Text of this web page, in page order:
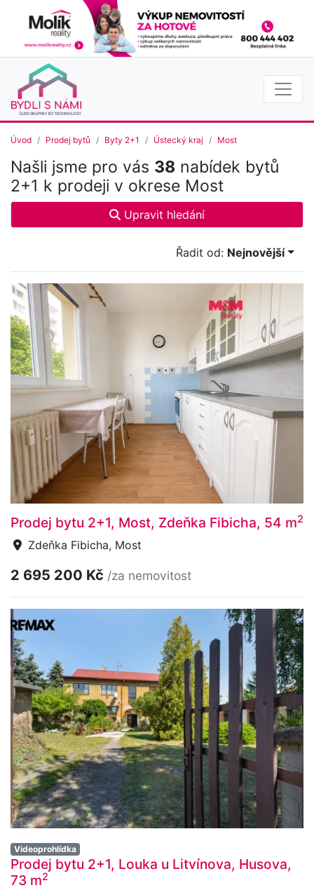
Úvod Prodej bytů Byty 2+1 Ústecký kraj Most
Našli jsme pro vás 38 nabídek bytů
2+1 k prodeji v okrese Most
Upravit hledání
Řadit od: Nejnovější
Prodej bytu 2+1, Most, Zdeňka Fibicha, 54 m2
Zdeňka Fibicha, Most
2 695 200 Kč /za nemovitost
Videoprohlídka
Prodej bytu 2+1, Louka u Litvínova, Husova,
73 m2